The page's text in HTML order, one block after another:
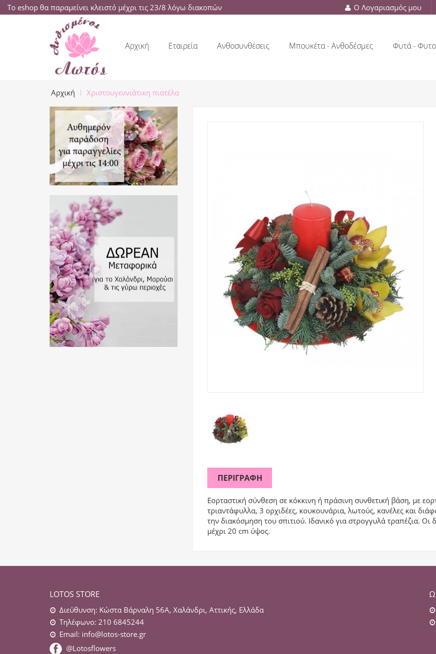
Το eshop θα παραμείνει κλειστό μέχρι τις 23/8 λόγω διακοπών Ο Λογαριασμός μου
Αρχική Εταιρεία Ανθοσυνθέσεις Μπουκέτα - Ανθοδέσμες Φυτά -
Αρχική Χριστουγεννιάτικη πιατέλα
ΠΕΡΙΓΡΑΦΉ
Εορταστική σύνθεση σε κόκκινη ή πράσινη συνθετική βάση, με
τριαντάφυλλα, 3 ορχιδέες, κουκουνάρια, λωτούς, κανέλες και
την διακόσμηση του σπιτιού. Ιδανικό για στρογγυλά τραπέζια. Οι
μέχρι 20 cm ύψος.
LOTOS STORE
Διεύθυνση: Κώστα Βάρναλη 56Α, Χαλάνδρι, Αττικής, Ελλάδα
Τηλέφωνο: 210 6845244
Email: info@lotos-store.gr
@Lotosflowers